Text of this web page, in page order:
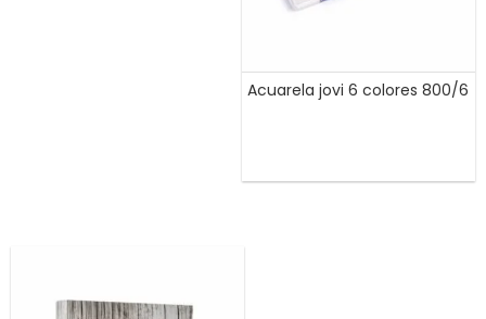
Acuarela jovi 6 colores 800/6